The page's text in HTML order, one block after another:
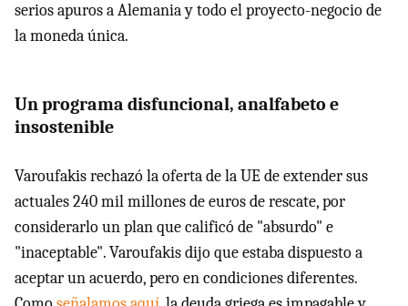
serios apuros a Alemania y todo el proyecto-negocio de
la moneda única.
Un programa disfuncional, analfabeto e
insostenible
Varoufakis rechazó la oferta de la UE de extender sus
actuales 240 mil millones de euros de rescate, por
considerarlo un plan que calificó de "absurdo" e
"inaceptable". Varoufakis dijo que estaba dispuesto a
aceptar un acuerdo, pero en condiciones diferentes.